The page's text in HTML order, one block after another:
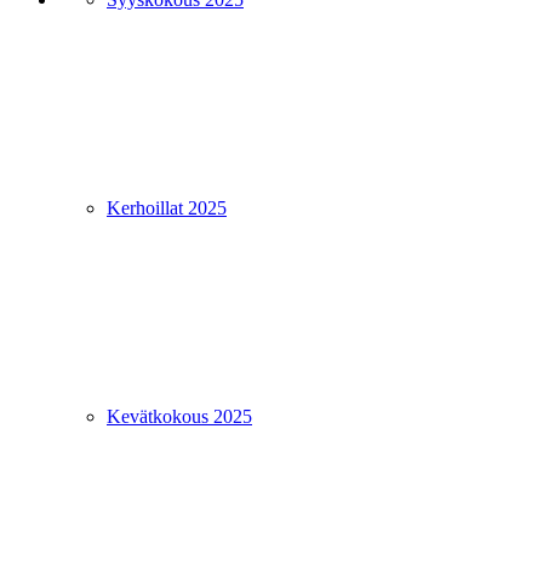
Kerhoillat 2025
Kevätkokous 2025